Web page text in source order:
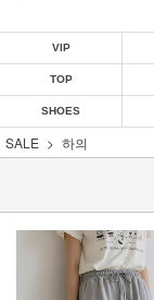
VIP
TOP
SHOES
SALE 하의